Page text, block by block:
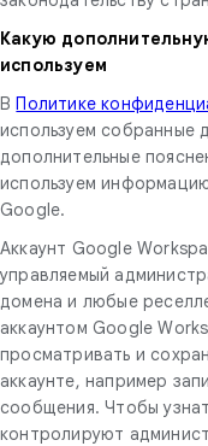
Какую
используем
ВПолитике
используем собранные
дополнительные
используем
Google.
Аккаунт Google
управляемый
домена и любые
аккаунтом Google
просматривать и
аккаунте, например
сообщения. Чтобы
контролируют